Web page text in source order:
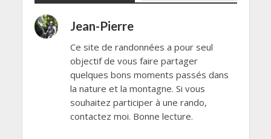
Jean-Pierre
Ce site de randonnées a pour seul
objectif de vous faire partager
quelques bons moments passés dans
la nature et la montagne. Si vous
souhaitez participer à une rando,
contactez moi. Bonne lecture.